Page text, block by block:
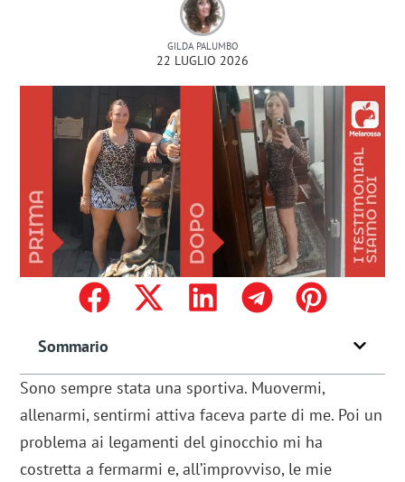
GILDA PALUMBO
22 LUGLIO 2026
Sommario
Sono sempre stata una sportiva. Muovermi,
allenarmi, sentirmi attiva faceva parte di me. Poi un
problema ai legamenti del ginocchio mi ha
costretta a fermarmi e, all’improvviso, le mie